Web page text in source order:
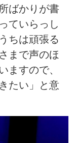
ばかりが書
ていらっし
ちは頑張る
まで声のほ
ますので、
たい」と意